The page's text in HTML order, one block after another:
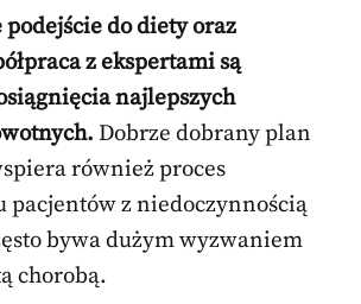
do diety oraz
z ekspertami są
najlepszych
Dobrze dobrany plan
również proces
pacjentów z niedoczynnością
bywa dużym wyzwaniem
chorobą.